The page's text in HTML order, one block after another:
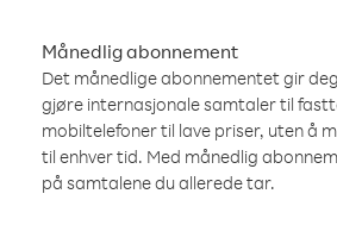
Månedlig abonnement
Det månedlige abonnementet gir
gjøre internasjonale samtaler til
mobiltelefoner til lave priser, uten å
til enhver tid. Med månedlig
på samtalene du allerede tar.